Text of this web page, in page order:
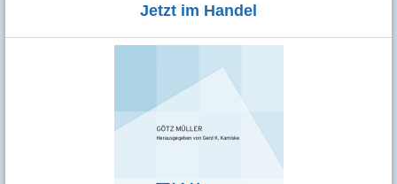
Jetzt im Handel